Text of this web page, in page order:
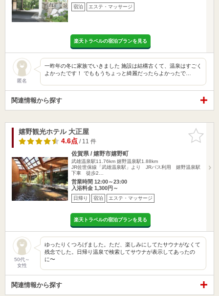
宿泊 エステ・マッサージ
楽天トラベルの宿泊プランを見る
匿名
一昨年の冬に家族でいきました 施設は結構古くて、温泉はすごく
よかったです！ でももうちょっと綺麗だったらよかったで…
関連情報から探す
お気に入
りに追加
嬉野観光ホテル 大正屋
4.6点/ 11 件
佐賀県 / 嬉野市嬉野町
武雄温泉駅11.76km 嬉野温泉駅1.88km
JR佐世保線「武雄温泉駅」より JRバス利用 嬉野温泉駅
下車 徒歩2…
営業時間 12:00～23:00
入浴料金 1,300円～
日帰り 宿泊 エステ・マッサージ
楽天トラベルの宿泊プランを見る
50代～
女性
ゆったりくつろげました。ただ、楽しみにしてたサウナがなくて
残念でした。日帰り温泉で検索してサウナが表示してあったの
に〜
関連情報から探す